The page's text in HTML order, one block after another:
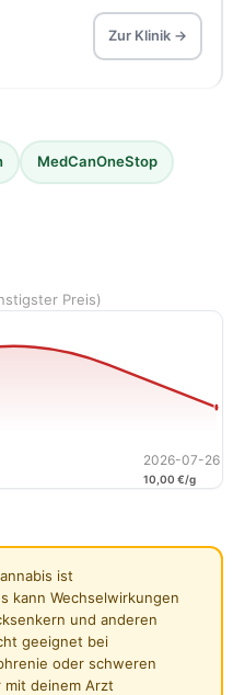
Zur Klinik →
MedCanOneStop
Preis)
2026-07-26
10,00 €/g
ist
kann Wechselwirkungen
und anderen
geeignet bei
oder schweren
mit deinem Arzt